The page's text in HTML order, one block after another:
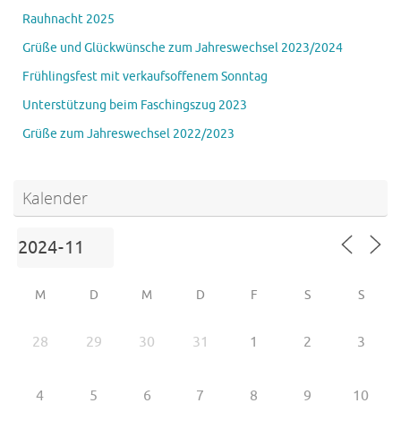
Rauhnacht 2025
Grüße und Glückwünsche zum Jahreswechsel 2023/2024
Frühlingsfest mit verkaufsoffenem Sonntag
Unterstützung beim Faschingszug 2023
Grüße zum Jahreswechsel 2022/2023
Kalender
M D M D F S S
28 29 30 31 1 2 3
4 5 6 7 8 9 10